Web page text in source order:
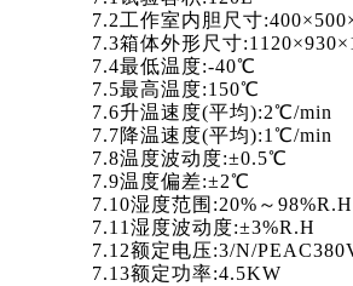
7.2工作室内胆尺寸
7.3箱体外形尺寸
7.4最低温度:-40℃
7.5最高温度:150℃
7.6升温速度(平均):2℃/min
7.7降温速度(平均):1℃/min
7.8温度波动度:±0.5℃
7.9温度偏差:±2℃
7.10湿度范围:20%～
7.11湿度波动度:±3%R.H
7.12额定电压:3/N/
7.13额定功率:4.5KW